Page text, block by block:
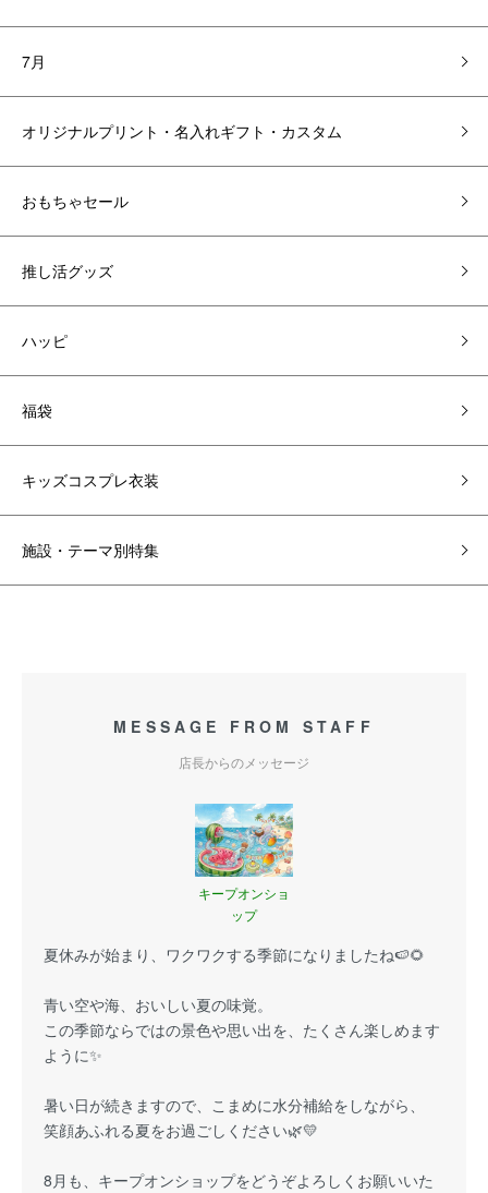
7月
オリジナルプリント・名入れギフト・カスタム
おもちゃセール
推し活グッズ
ハッピ
福袋
キッズコスプレ衣装
施設・テーマ別特集
MESSAGE FROM STAFF
店長からのメッセージ
キープオンショ
ップ
夏休みが始まり、ワクワクする季節になりましたね🍉🌻
青い空や海、おいしい夏の味覚。
この季節ならではの景色や思い出を、たくさん楽しめます
ように✨
暑い日が続きますので、こまめに水分補給をしながら、
笑顔あふれる夏をお過ごしください🌿💛
8月も、キープオンショップをどうぞよろしくお願いいた